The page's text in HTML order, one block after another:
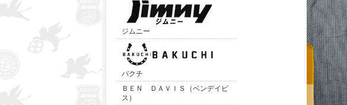
ジムニー
バクチ
ＢＥＮ ＤＡＶＩＳ（ベンデイビ
ス）